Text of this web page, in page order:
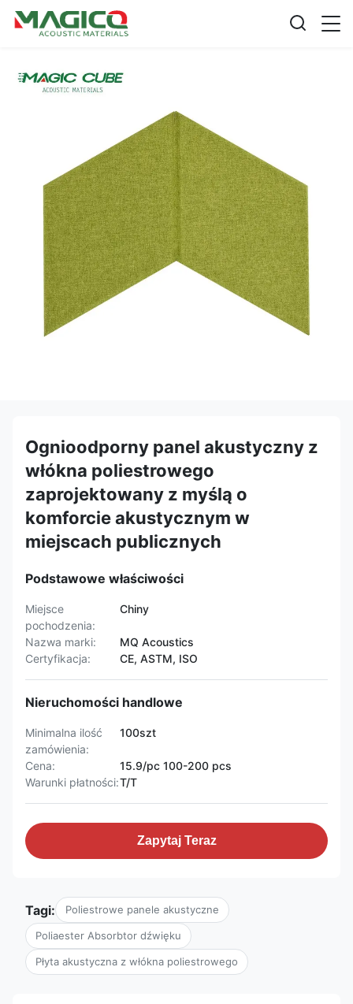
Ognioodporny panel akustyczny z
włókna poliestrowego
zaprojektowany z myślą o
komforcie akustycznym w
miejscach publicznych
Podstawowe właściwości
Miejsce
pochodzenia:
Chiny
Nazwa marki:
MQ Acoustics
Certyfikacja:
CE, ASTM, ISO
Nieruchomości handlowe
Minimalna ilość
zamówienia:
100szt
Cena:
15.9/pc 100-200 pcs
Warunki płatności:T/T
Zapytaj Teraz
Tagi: Poliestrowe panele akustyczne
Poliaester Absorbtor dźwięku
Płyta akustyczna z włókna poliestrowego